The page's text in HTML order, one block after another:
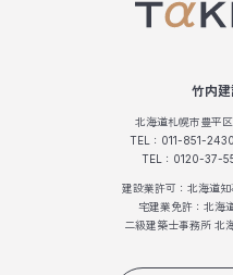
竹内
北海道札幌市豊平
TEL：011-851-
TEL：0120-37-
建設業許可：北海道
宅建業免許：北海
二級建築士事務所 北